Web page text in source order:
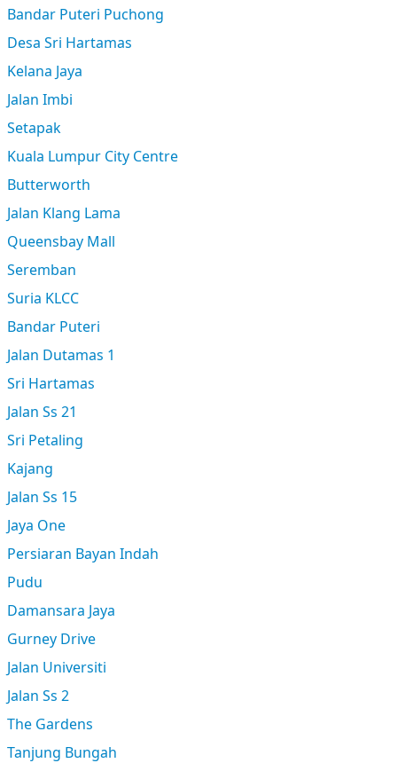
Bandar Puteri Puchong
Desa Sri Hartamas
Kelana Jaya
Jalan Imbi
Setapak
Kuala Lumpur City Centre
Butterworth
Jalan Klang Lama
Queensbay Mall
Seremban
Suria KLCC
Bandar Puteri
Jalan Dutamas 1
Sri Hartamas
Jalan Ss 21
Sri Petaling
Kajang
Jalan Ss 15
Jaya One
Persiaran Bayan Indah
Pudu
Damansara Jaya
Gurney Drive
Jalan Universiti
Jalan Ss 2
The Gardens
Tanjung Bungah